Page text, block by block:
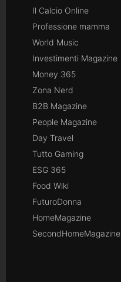
Il Calcio Online
Professione mamma
World Music
Investimenti Magazine
Money 365
Zona Nerd
B2B Magazine
People Magazine
Day Travel
Tutto Gaming
ESG 365
Food Wiki
FuturoDonna
HomeMagazine
SecondHomeMagazine